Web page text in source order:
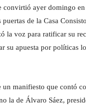
convirtió ayer domingo
puertas de la Casa
la voz para ratificar su
su apuesta por políticas
manifiesto que contó
la de Álvaro Sáez,